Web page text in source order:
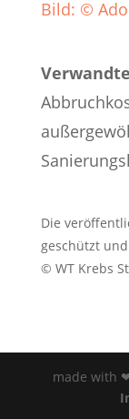
Bild: ©
Die
geschützt
© WT Krebs
made with